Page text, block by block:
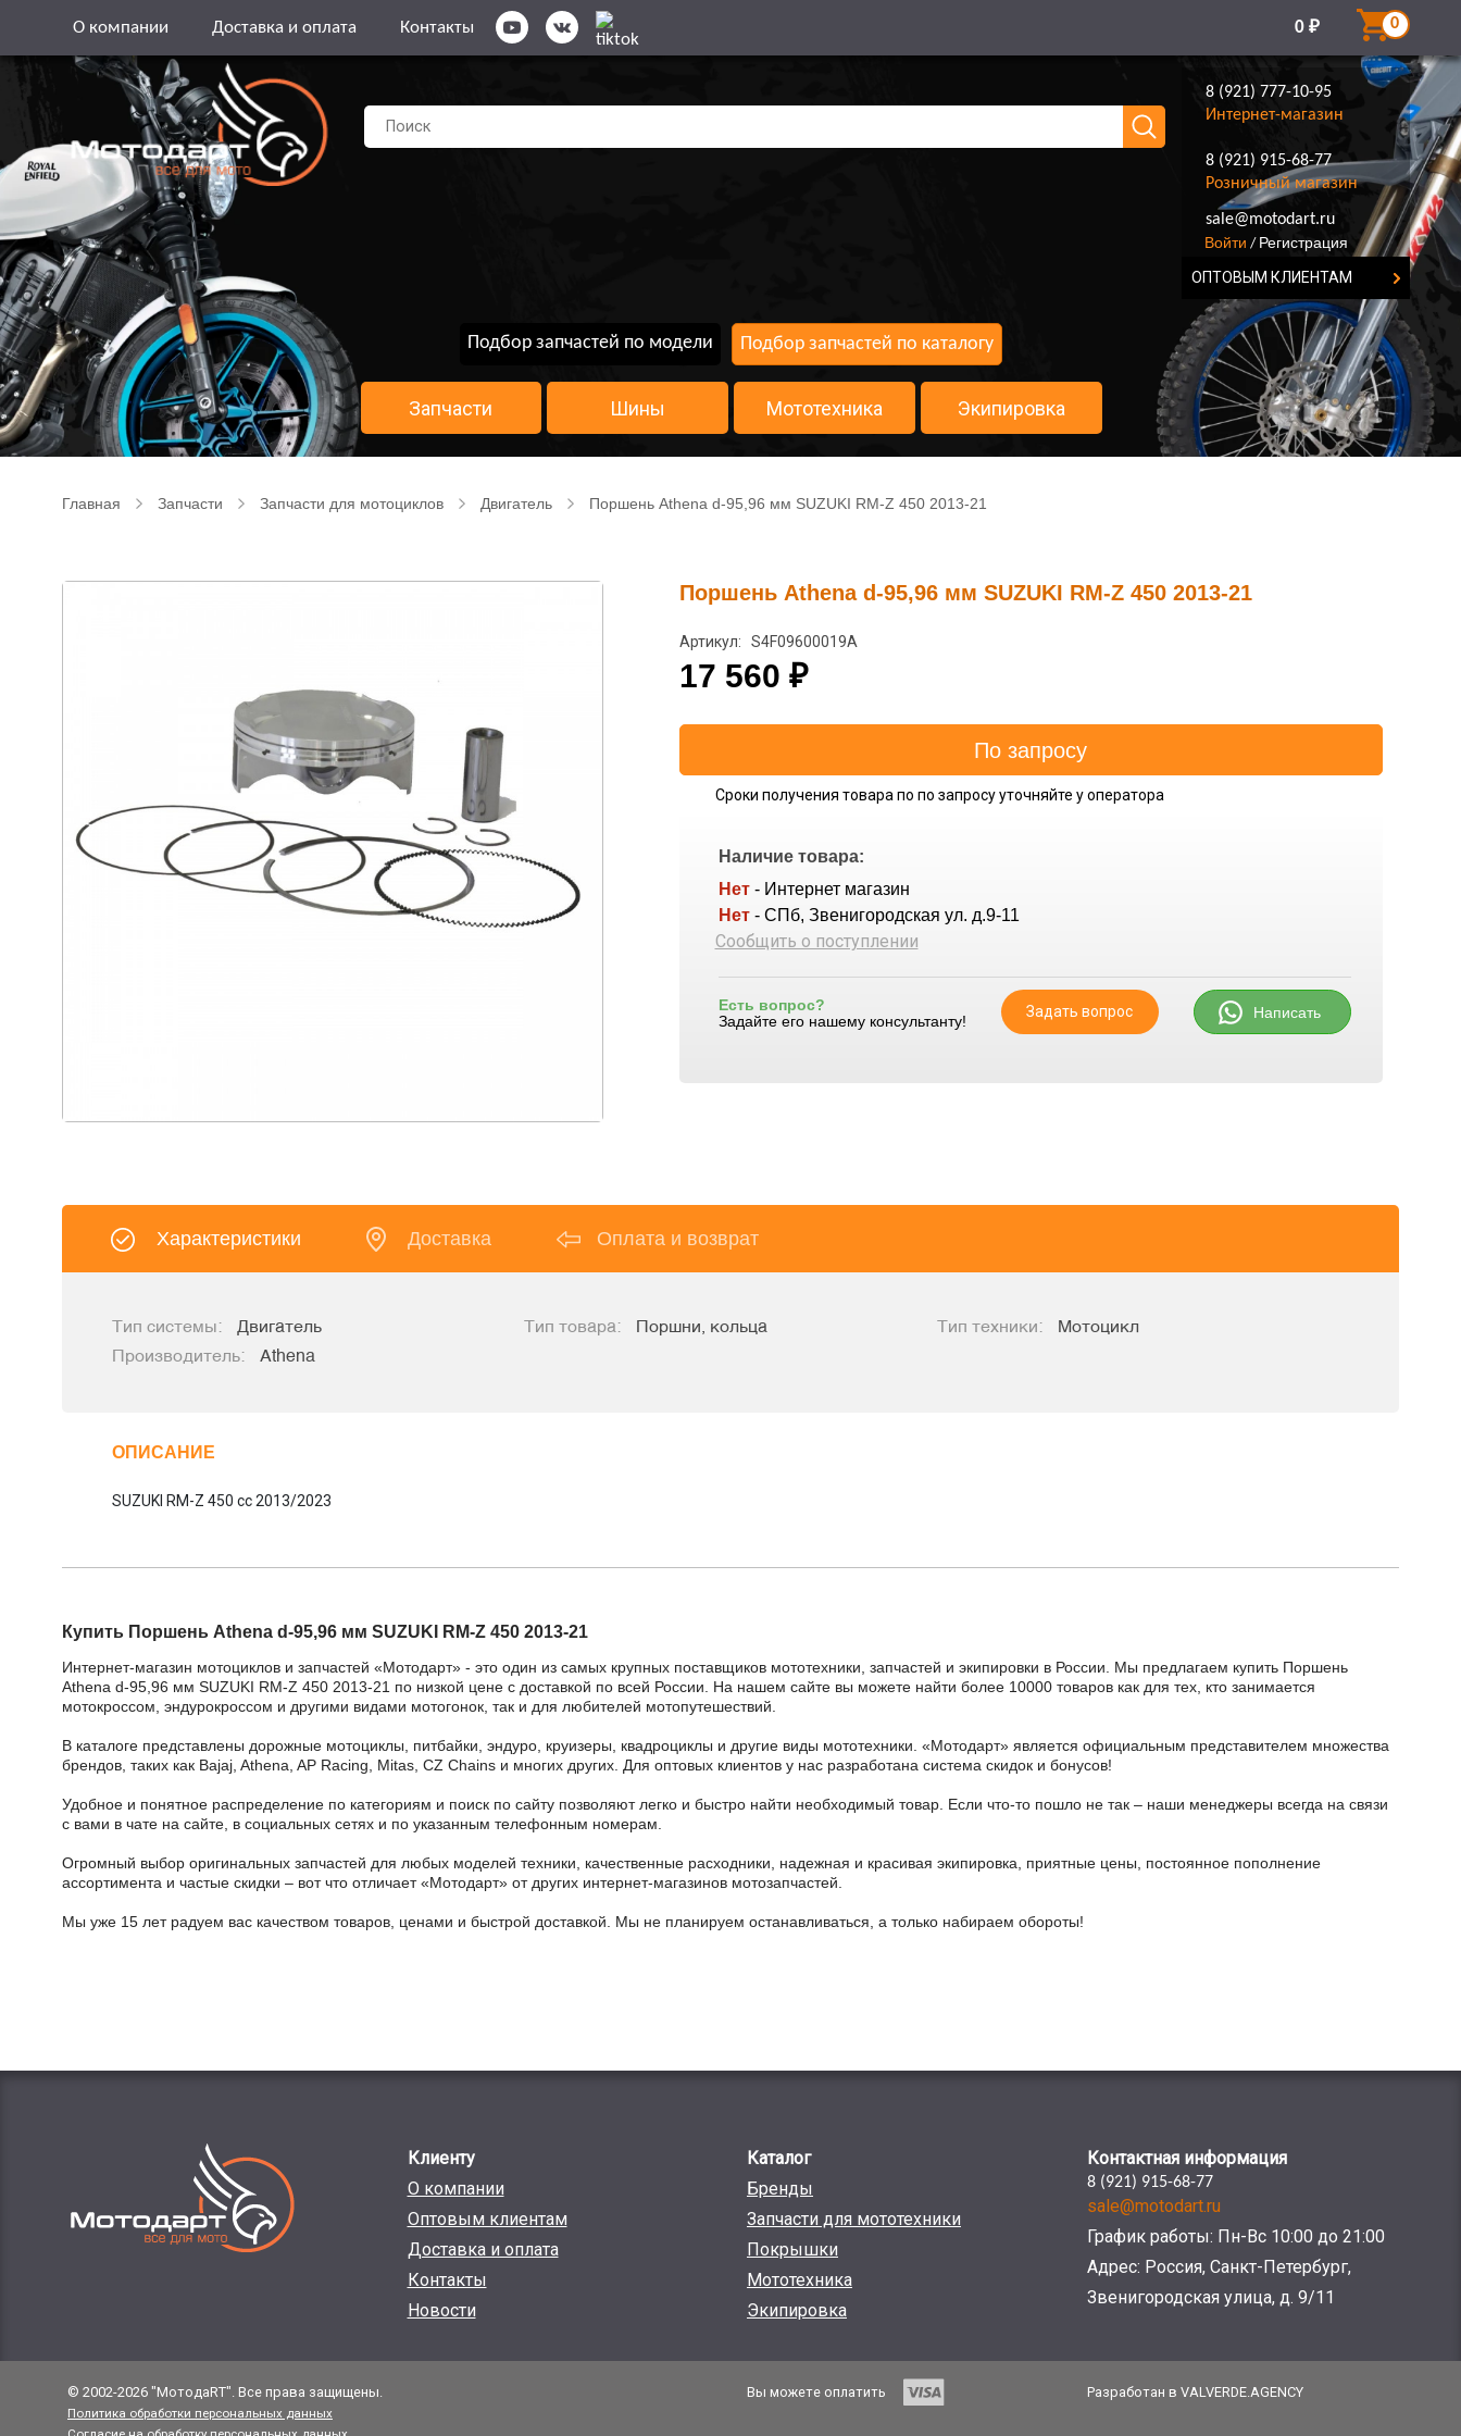
О компании Доставка и оплата Контакты 0 ₽ 0
8 (921) 777-10-95
Интернет-магазин
8 (921) 915-68-77
Розничный магазин
8 (921) 777-10-95
sale@motodart.ru
Войти / Регистрация
ОПТОВЫМ КЛИЕНТАМ
Подбор запчастей по модели Подбор запчастей по каталогу
Запчасти Шины Мототехника Экипировка
Главная Запчасти Запчасти для мотоциклов Двигатель Поршень Athena d-95,96 мм SUZUKI RM-Z 450 2013-21
Поршень Athena d-95,96 мм SUZUKI RM-Z 450 2013-21
Артикул: S4F09600019A
17 560 ₽
Сроки получения товара по по запросу уточняйте у оператора
Наличие товара:
Нет - Интернет магазин
Нет - СПб, Звенигородская ул. д.9-11
Сообщить о поступлении
Есть вопрос?
Задайте его нашему консультанту!
Задать вопрос Написать
Характеристики Доставка Оплата и возврат
Тип системы: Двигатель Тип товара: Поршни, кольца Тип техники:
Мотоцикл
Производитель:
Athena
ОПИСАНИЕ
SUZUKI RM-Z 450 cc 2013/2023
Купить Поршень Athena d-95,96 мм SUZUKI RM-Z 450 2013-21
Интернет-магазин мотоциклов и запчастей «Мотодарт» - это один из самых крупных поставщиков мототехники, запчастей и экипировки в России. Мы предлагаем купить Поршень
Athena d-95,96 мм SUZUKI RM-Z 450 2013-21 по низкой цене с доставкой по всей России. На нашем сайте вы можете найти более 10000 товаров как для тех, кто занимается
мотокроссом, эндурокроссом и другими видами мотогонок, так и для любителей мотопутешествий.
В каталоге представлены дорожные мотоциклы, питбайки, эндуро, круизеры, квадроциклы и другие виды мототехники. «Мотодарт» является официальным представителем множества
брендов, таких как Bajaj, Athena, AP Racing, Mitas, CZ Chains и многих других. Для оптовых клиентов у нас разработана система скидок и бонусов!
Удобное и понятное распределение по категориям и поиск по сайту позволяют легко и быстро найти необходимый товар. Если что-то пошло не так – наши менеджеры всегда на связи
с вами в чате на сайте, в социальных сетях и по указанным телефонным номерам.
Огромный выбор оригинальных запчастей для любых моделей техники, качественные расходники, надежная и красивая экипировка, приятные цены, постоянное пополнение
ассортимента и частые скидки – вот что отличает «Мотодарт» от других интернет-магазинов мотозапчастей.
Мы уже 15 лет радуем вас качеством товаров, ценами и быстрой доставкой. Мы не планируем останавливаться, а только набираем обороты!
Клиенту
О компании
Оптовым клиентам
Доставка и оплата
Контакты
Новости
Каталог
Бренды
Запчасти для мототехники
Покрышки
Мототехника
Экипировка
Контактная информация
8 (921) 915-68-77
sale@motodart.ru
График работы: Пн-Вс 10:00 до 21:00
Адрес: Россия, Санкт-Петербург,
Звенигородская улица, д. 9/11
© 2002-2026 "МотодаRT". Все права защищены.
Политика обработки персональных данных
Вы можете оплатить Разработан в VALVERDE.AGENCY